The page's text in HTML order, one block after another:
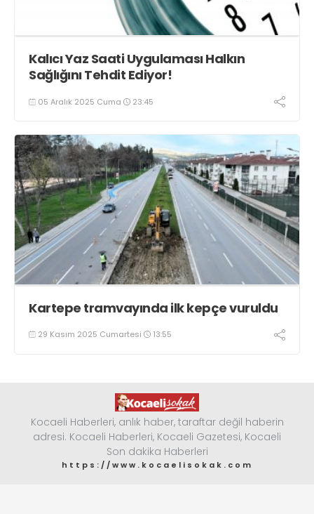
Kalıcı Yaz Saati Uygulaması Halkın
Sağlığını Tehdit Ediyor!
05 Aralık 2025 Cuma 23:45
Kartepe tramvayında ilk kepçe vuruldu
29 Kasım 2025 Cumartesi 13:55
Kocaeli Haberleri, anlık haber, taraftar değil haberin
adresi. Kocaeli Haberleri, Kocaeli Gazetesi, Kocaeli
Son dakika Haberleri
https://www.kocaelisokak.com